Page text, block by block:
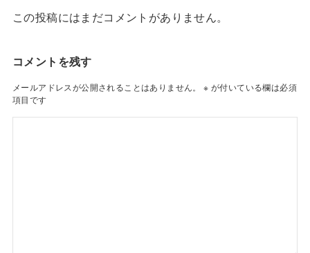
この投稿にはまだコメントがありません。
コメントを残す
メールアドレスが公開されることはありません。 ※ が付いている欄は必須
項目です